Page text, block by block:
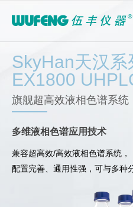
SkyHan天汉系
EX1800
旗舰超高效液相色谱系统
多维液相色谱应用技术
兼容超高效/高效液相色谱系统，
配置完善、通用性强，可与多种